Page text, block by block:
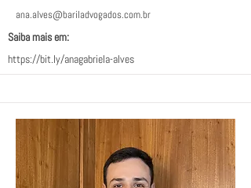
ana.alves@bariladvogados.com.br
Saiba mais em:
https://bit.ly/anagabriela-alves